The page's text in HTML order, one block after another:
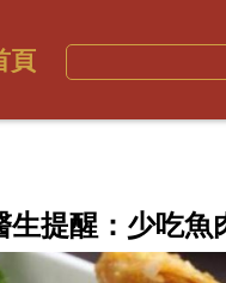
頁
生提醒：少吃